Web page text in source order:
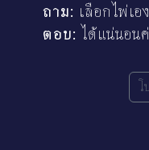
ถาม: เลือกไพ่เอ
ตอบ: ได้แน่นอน